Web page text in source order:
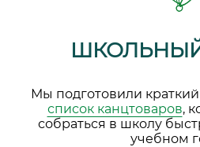
Мы подготовили
список канцтоваров,
собраться в школу
учебном